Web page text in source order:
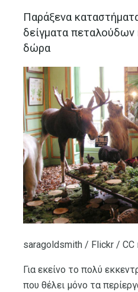
Παράξενα
δείγματα πεταλούδων
δώρα
saragoldsmith / Flickr / CC
Για εκείνο το πολύ
που θέλει μόνο τα